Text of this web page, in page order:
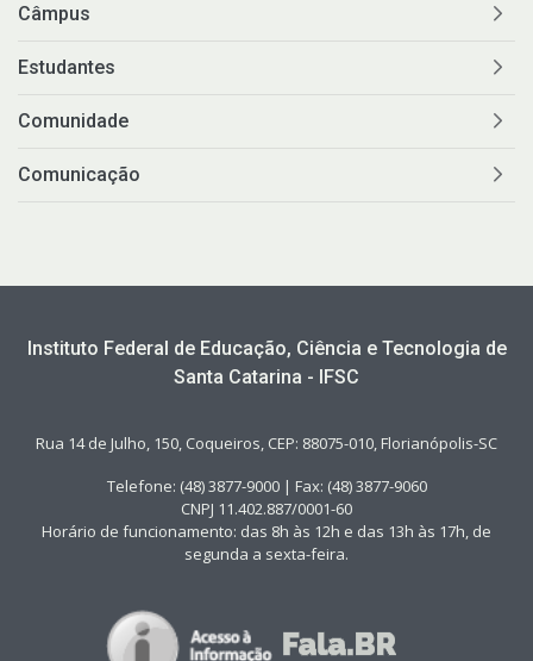
Câmpus
Estudantes
Comunidade
Comunicação
Instituto Federal de Educação, Ciência e Tecnologia de
Santa Catarina - IFSC
Rua 14 de Julho, 150, Coqueiros, CEP: 88075-010, Florianópolis-SC
Telefone: (48) 3877-9000 | Fax: (48) 3877-9060
CNPJ 11.402.887/0001-60
Horário de funcionamento: das 8h às 12h e das 13h às 17h, de
segunda a sexta-feira.